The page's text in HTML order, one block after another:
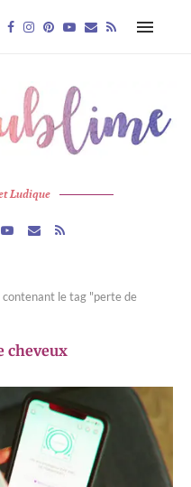
Ludique
contenant le tag "perte de
cheveux